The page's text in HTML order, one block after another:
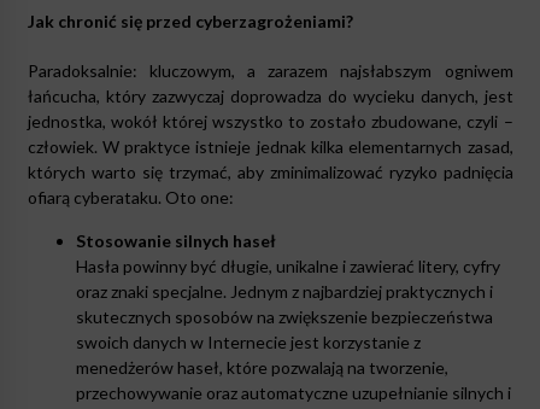
Jak chronić się przed cyberzagrożeniami?
Paradoksalnie: kluczowym, a zarazem najsłabszym ogniwem
łańcucha, który zazwyczaj doprowadza do wycieku danych, jest
jednostka, wokół której wszystko to zostało zbudowane, czyli –
człowiek. W praktyce istnieje jednak kilka elementarnych zasad,
których warto się trzymać, aby zminimalizować ryzyko padnięcia
ofiarą cyberataku. Oto one:
Stosowanie silnych haseł
Hasła powinny być długie, unikalne i zawierać litery, cyfry
oraz znaki specjalne. Jednym z najbardziej praktycznych i
skutecznych sposobów na zwiększenie bezpieczeństwa
swoich danych w Internecie jest korzystanie z
menedżerów haseł, które pozwalają na tworzenie,
przechowywanie oraz automatyczne uzupełnianie silnych i